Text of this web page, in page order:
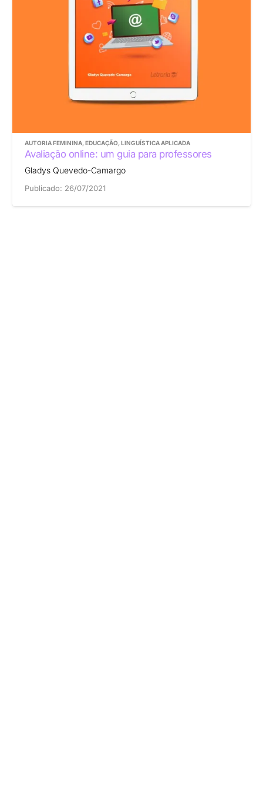
AUTORIA FEMININA, EDUCAÇÃO, LINGUÍSTICA APLICADA
Avaliação online: um guia para professores
Gladys Quevedo-Camargo
Publicado: 26/07/2021